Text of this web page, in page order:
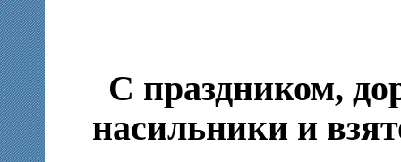
С праздником,
насильники и